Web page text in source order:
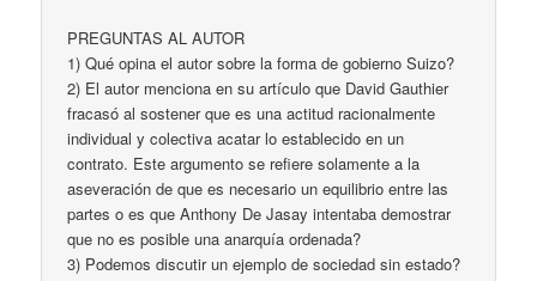
PREGUNTAS AL AUTOR
1) Qué opina el autor sobre la forma de gobierno Suizo?
2) El autor menciona en su artículo que David Gauthier
fracasó al sostener que es una actitud racionalmente
individual y colectiva acatar lo establecido en un
contrato. Este argumento se refiere solamente a la
aseveración de que es necesario un equilibrio entre las
partes o es que Anthony De Jasay intentaba demostrar
que no es posible una anarquía ordenada?
3) Podemos discutir un ejemplo de sociedad sin estado?